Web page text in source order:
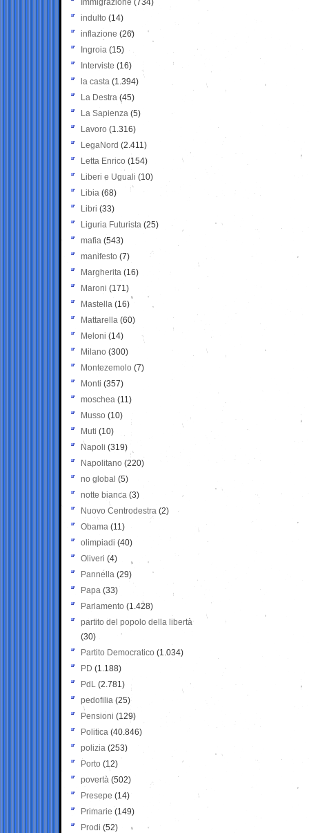
Immigrazione (734)
indulto (14)
inflazione (26)
Ingroia (15)
Interviste (16)
la casta (1.394)
La Destra (45)
La Sapienza (5)
Lavoro (1.316)
LegaNord (2.411)
Letta Enrico (154)
Liberi e Uguali (10)
Libia (68)
Libri (33)
Liguria Futurista (25)
mafia (543)
manifesto (7)
Margherita (16)
Maroni (171)
Mastella (16)
Mattarella (60)
Meloni (14)
Milano (300)
Montezemolo (7)
Monti (357)
moschea (11)
Musso (10)
Muti (10)
Napoli (319)
Napolitano (220)
no global (5)
notte bianca (3)
Nuovo Centrodestra (2)
Obama (11)
olimpiadi (40)
Oliveri (4)
Pannella (29)
Papa (33)
Parlamento (1.428)
partito del popolo della libertà
(30)
Partito Democratico (1.034)
PD (1.188)
PdL (2.781)
pedofilia (25)
Pensioni (129)
Politica (40.846)
polizia (253)
Porto (12)
povertà (502)
Presepe (14)
Primarie (149)
Prodi (52)